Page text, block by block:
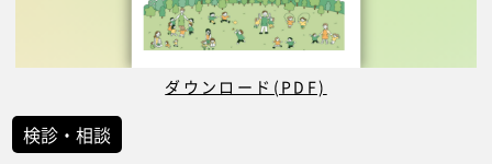
ダウンロード(PDF)
検診・相談